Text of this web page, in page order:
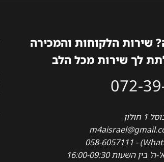
שירות הלקוחות והמכירה
לך שירות מכל הלב
072-
ה' בין השעות 16:00-09:30